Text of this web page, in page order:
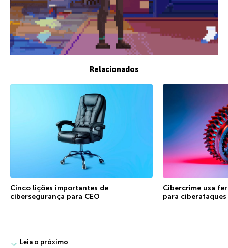
Relacionados
Cinco lições importantes de
cibersegurança para CEO
Cibercrime usa
para ciberataques
Leia o próximo